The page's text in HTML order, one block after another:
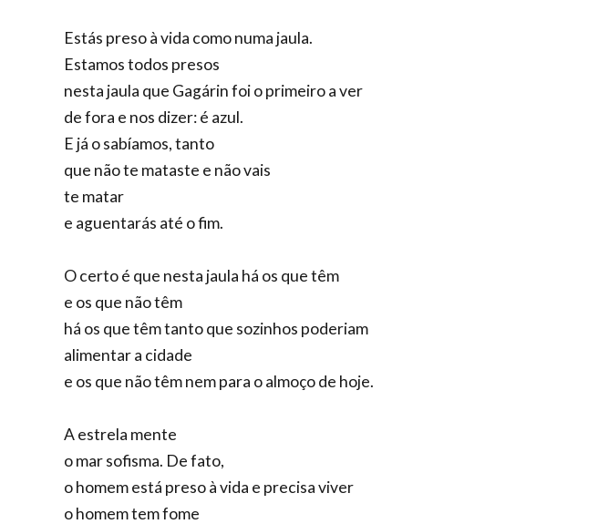
Estás preso à vida como numa jaula.
Estamos todos presos
nesta jaula que Gagárin foi o primeiro a ver
de fora e nos dizer: é azul.
E já o sabíamos, tanto
que não te mataste e não vais
te matar
e aguentarás até o fim.
O certo é que nesta jaula há os que têm
e os que não têm
há os que têm tanto que sozinhos poderiam
alimentar a cidade
e os que não têm nem para o almoço de hoje.
A estrela mente
o mar sofisma. De fato,
o homem está preso à vida e precisa viver
o homem tem fome